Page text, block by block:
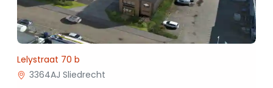
Lelystraat 70 b
3364AJ Sliedrecht